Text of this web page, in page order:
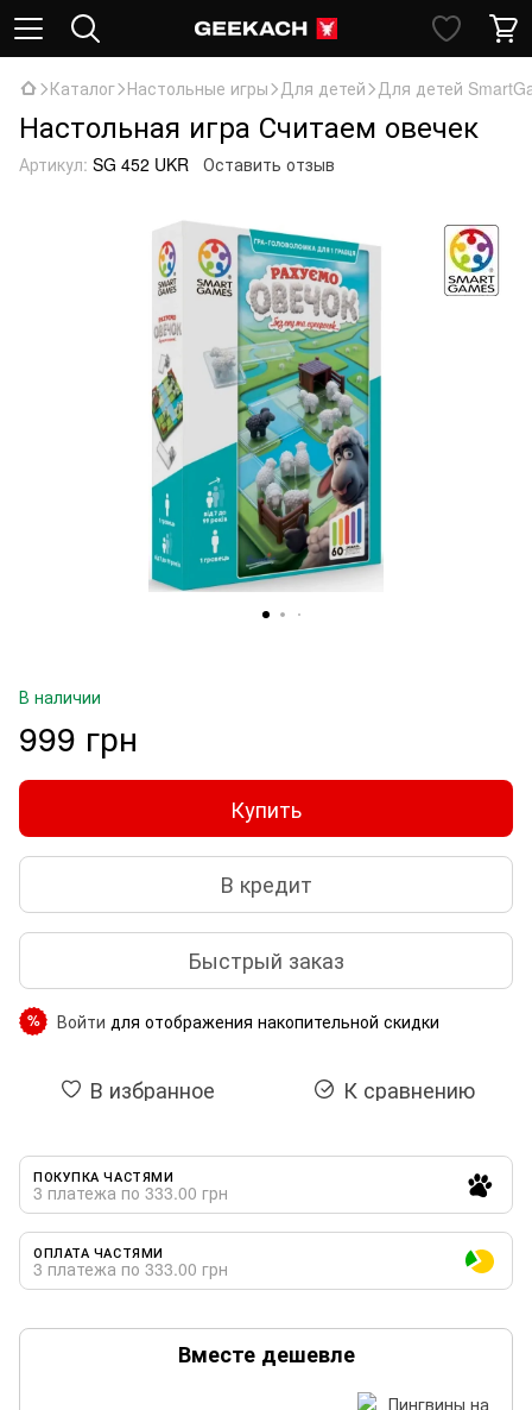
Каталог Настольные игры Для детей Для детей
Настольная игра Считаем овечек
Артикул: SG 452 UKR Оставить отзыв
В наличии
999 грн
Купить
В кредит
Быстрый заказ
% Войти для отображения накопительной скидки
В избранное К сравнению
ПОКУПКА ЧАСТЯМИ
3 платежа по 333.00 грн
ОПЛАТА ЧАСТЯМИ
3 платежа по 333.00 грн
Вместе дешевле